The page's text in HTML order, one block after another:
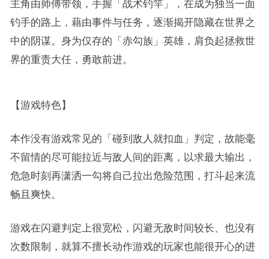
主角由师傅带领，手握「战术钓竿」，在成为独当一面
钓手的路上，藉由事件与任务，逐渐揭开隐藏在世界之
中的阴谋。身为仅存的「赤勾族」英雄，肩负起拯救世
界的重责大任，勇敢前进。
【游戏特色】
本作没有游戏常见的「碰到敌人就扣血」判定，故能毫
不留情的尽可能拉近与敌人间的距离，以求最大输出，
危急时刻再潇洒一勾将自己拉出危险范围，打斗起来流
畅且爽快。
游戏在闪避判定上很宽松，闪避无敌时间较长、也没有
次数限制，就算不擅长动作游戏的玩家也能很开心的进